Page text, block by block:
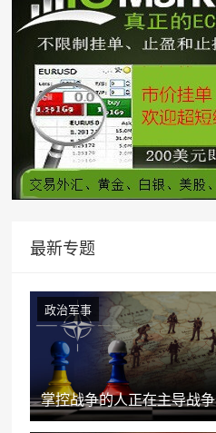
最新专题
掌控战争的人正在主导战争
政治军事